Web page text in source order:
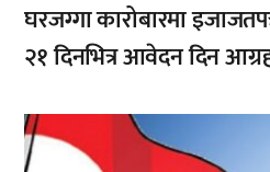
घरजग्गा कारोबारमा
२१ दिनभित्र आवेदन दिन
,